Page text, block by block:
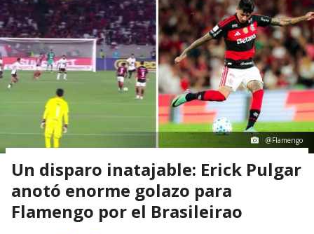
@Flamengo
Un disparo inatajable: Erick Pulgar
anotó enorme golazo para
Flamengo por el Brasileirao